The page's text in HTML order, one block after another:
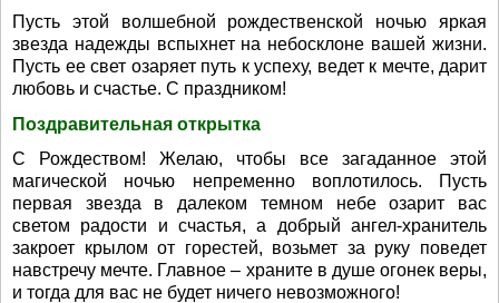
Пусть этой волшебной рождественской ночью яркая
звезда надежды вспыхнет на небосклоне вашей жизни.
Пусть ее свет озаряет путь к успеху, ведет к мечте, дарит
любовь и счастье. С праздником!
Поздравительная открытка
С Рождеством! Желаю, чтобы все загаданное этой
магической ночью непременно воплотилось. Пусть
первая звезда в далеком темном небе озарит вас
светом радости и счастья, а добрый ангел-хранитель
закроет крылом от горестей, возьмет за руку поведет
навстречу мечте. Главное – храните в душе огонек веры,
и тогда для вас не будет ничего невозможного!